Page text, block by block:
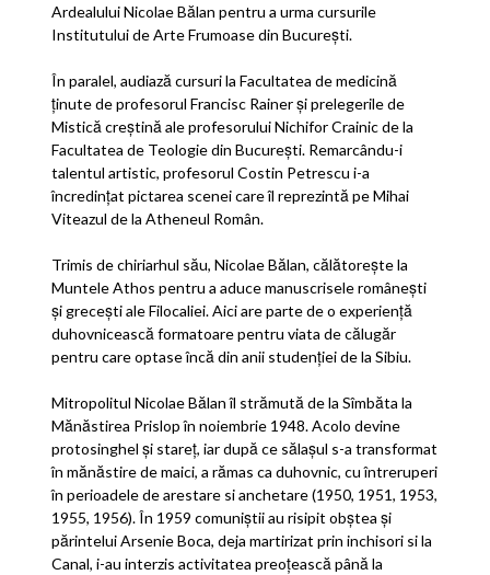
Ardealului Nicolae Bălan pentru a urma cursurile
Institutului de Arte Frumoase din Bucureşti.
În paralel, audiază cursuri la Facultatea de medicină
ţinute de profesorul Francisc Rainer şi prelegerile de
Mistică creştină ale profesorului Nichifor Crainic de la
Facultatea de Teologie din Bucureşti. Remarcându-i
talentul artistic, profesorul Costin Petrescu i-a
încredinţat pictarea scenei care îl reprezintă pe Mihai
Viteazul de la Atheneul Român.
Trimis de chiriarhul său, Nicolae Bălan, călătoreşte la
Muntele Athos pentru a aduce manuscrisele româneşti
şi greceşti ale Filocaliei. Aici are parte de o experienţă
duhovnicească formatoare pentru viata de călugăr
pentru care optase încă din anii studenţiei de la Sibiu.
Mitropolitul Nicolae Bălan îl strămută de la Sîmbăta la
Mănăstirea Prislop în noiembrie 1948. Acolo devine
protosinghel şi stareţ, iar după ce sălaşul s-a transformat
în mănăstire de maici, a rămas ca duhovnic, cu întreruperi
în perioadele de arestare si anchetare (1950, 1951, 1953,
1955, 1956). În 1959 comuniştii au risipit obştea şi
părintelui Arsenie Boca, deja martirizat prin inchisori si la
Canal, i-au interzis activitatea preoţească până la